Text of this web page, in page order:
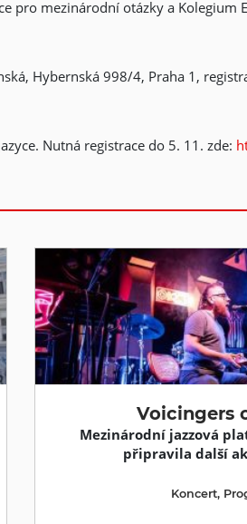
pro mezinárodní otázky a
Hybernská 998/4, Praha 1,
Nutná registrace do 5. 11. zde:
Voicingers
Mezinárodní jazzová
připravila další
Koncert,